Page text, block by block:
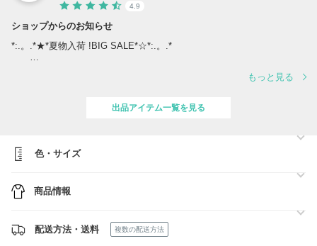
4.9
ショップからのお知らせ
*:.。.*★*夏物入荷 !BIG SALE*☆*:.。.*
人気のSAINT LAURENT・GUCCI・Ray Ban・BALENCIAGAが続々入
荷♪
スカーフ・アパレル・アクセサリー・小物も続々入荷中！
これからの夏のお気に入りアイテムを見つけて、
もっと見る
出品アイテム一覧を見る
色・サイズ
商品情報
配送方法・送料 複数の配送方法